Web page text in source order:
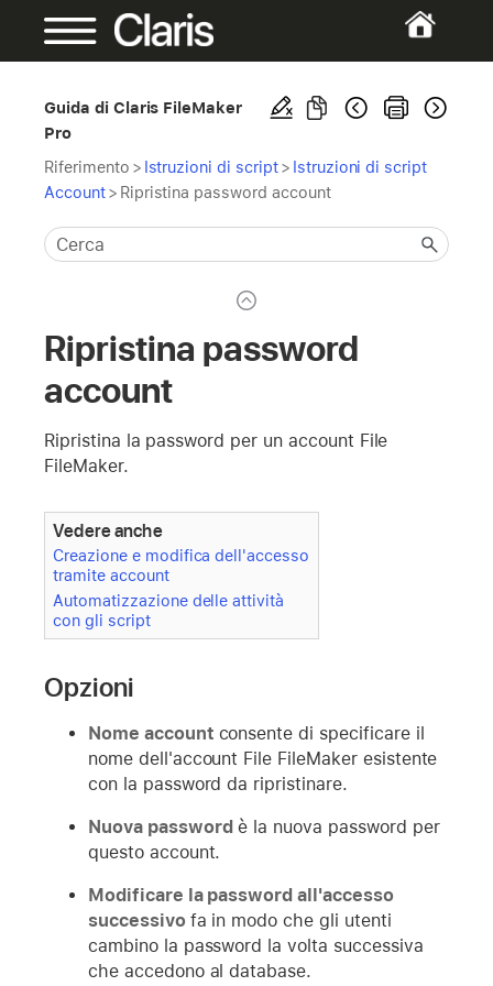
Guida di Claris FileMaker
Pro
Riferimento > Istruzioni di script> Istruzioni di script
Account> Ripristina password account
Ripristina password
account
Ripristina la password per un account File
FileMaker.
Vedere anche
Creazione e modifica dell'accesso
tramite account
Automatizzazione delle attività
con gli script
Opzioni
Nome account consente di specificare il
nome dell'account File FileMaker esistente
con la password da ripristinare.
Nuova passwordè la nuova password per
questo account.
Modificare la password all'accesso
successivo fa in modo che gli utenti
cambino la password la volta successiva
che accedono al database.